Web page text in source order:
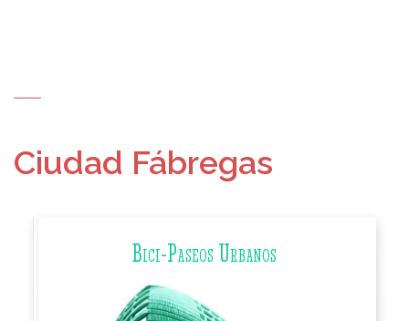
Ciudad Fábregas